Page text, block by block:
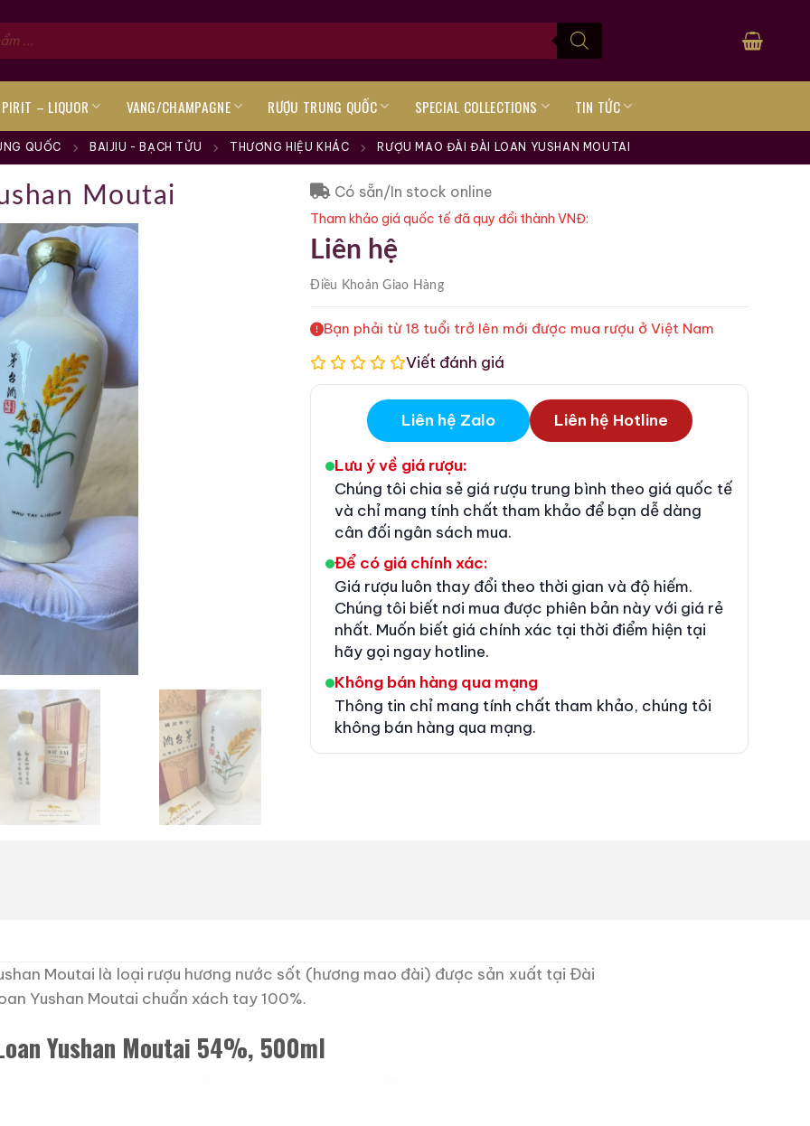
– LIQUOR VANG/CHAMPAGNE RƯỢU TRUNG QUỐC SPECIAL COLLECTIONS TIN TỨC
QUỐC BAIJIU - BẠCH TỬU THƯƠNG HIỆU KHÁC RƯỢU MAO ĐÀI ĐÀI LOAN YUSHAN MOUTAI
Moutai Có sẵn/In stock online
Tham khảo giá quốc tế đã quy đổi thành VNĐ:
Liên hệ
Điều KhoảnGiao Hàng
Bạn phải từ 18 tuổi trở lên mới được mua rượu ở Việt Nam
Viết đánh giá
Liên hệ Zalo Liên hệ Hotline
Lưu ý về giá rượu:
Chúng tôi chia sẻ giá rượu trung bình theo giá quốc tế
và chỉ mang tính chất tham khảo để bạn dễ dàng
cân đối ngân sách mua.
Để có giá chính xác:
Giá rượu luôn thay đổi theo thời gian và độ hiếm.
Chúng tôi biết nơi mua được phiên bản này với giá rẻ
nhất. Muốn biết giá chính xác tại thời điểm hiện tại
hãy gọi ngay hotline.
Không bán hàng qua mạng
Thông tin chỉ mang tính chất tham khảo, chúng tôi
không bán hàng qua mạng.
Moutai là loại rượu hương nước sốt (hương mao đài) được sản xuất tại Đài
Yushan Moutai chuẩn xách tay 100%.
Yushan Moutai 54%, 500ml